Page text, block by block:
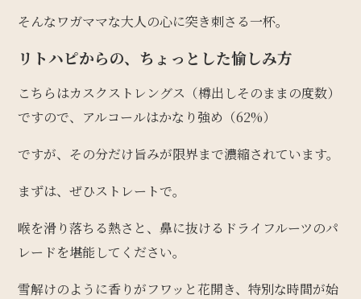
そんなワガママな大人の心に突き刺さる一杯。
リトハピからの、ちょっとした愉しみ方
こちらはカスクストレングス（樽出しそのままの度数）
ですので、アルコールはかなり強め（62%）
ですが、その分だけ旨みが限界まで濃縮されています。
まずは、ぜひストレートで。
喉を滑り落ちる熱さと、鼻に抜けるドライフルーツのパ
レードを堪能してください。
雪解けのように香りがフワッと花開き、特別な時間が始